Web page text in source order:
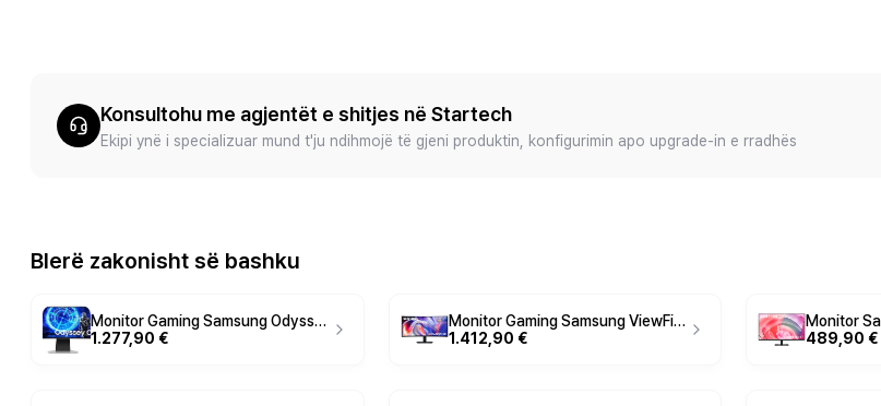
Konsultohu me agjentët e shitjes në Startech
Ekipi ynë i specializuar mund t'ju ndihmojë të gjeni produktin, konfigurimin apo upgrade-in e rradhës
Blerë zakonisht së bashku
Monitor Gaming Samsung Odyssey OLED G9 G95SD LS49DG950SUXDU / 49" / DQHD OLED Curved / 240Hz / 0.03ms / HDMI+DisplayPort+USB-C - Argjend
1.277,90 €
Monitor Gaming Samsung ViewFinity S8 S85TH / 40" / 5K2K WUHD VA Curved / 144Hz / 4ms / Thunderbolt+HDMI+DP+USB - Zezë
1.412,90 €
489,90 €